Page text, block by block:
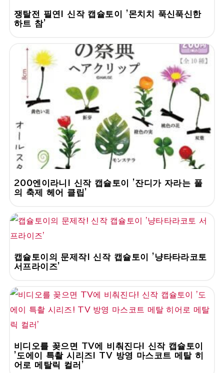
쟁탈전 필연! 신작 캡슐토이 '몬치치 푹신푹신한
하트 참'
200엔이라니! 신작 캡슐토이 '잔디가 자라는 풀
의 축제 헤어 클립'
캡슐토이의 문제작! 신작 캡슐토이 '냥타타라코토
서프라이즈'
비디오를 꽂으면 TV에 비춰진다! 신작 캡슐토이
'도에이 특촬 시리즈! TV 방영 마스코트 메탈 히
어로 메탈릭 컬러'